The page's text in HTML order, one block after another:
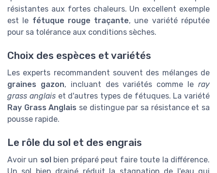
résistantes aux fortes chaleurs. Un excellent exemple
est le fétuque rouge traçante, une variété réputée
pour sa tolérance aux conditions sèches.
Choix des espèces et variétés
Les experts recommandent souvent des mélanges de
graines gazon, incluant des variétés comme leray
grass anglaiset d'autres types de fétuques. La variété
Ray Grass Anglais se distingue par sa résistance et sa
pousse rapide.
Le rôle du sol et des engrais
Avoir un sol bien préparé peut faire toute la différence.